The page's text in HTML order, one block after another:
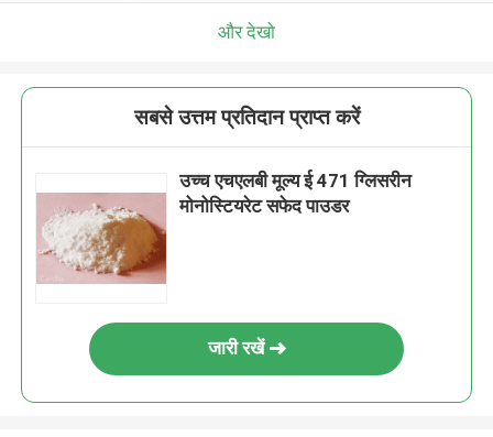
और देखो
सबसे उत्तम प्रतिदान प्राप्त करें
उच्च एचएलबी मूल्य ई 471 ग्लिसरीन
मोनोस्टियरेट सफेद पाउडर
जारी रखें